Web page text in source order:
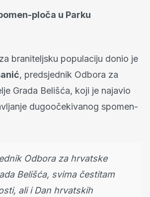
ploča u Parku
braniteljsku populaciju donio je
, predsjednik Odbora za
Grada Belišća, koji je najavio
dugoočekivanog spomen-
Odbora za hrvatske
Belišća, svima čestitam
ali i Dan hrvatskih